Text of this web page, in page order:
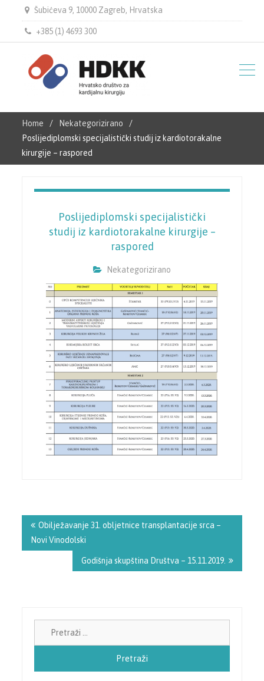
Šubićeva 9, 10000 Zagreb, Hrvatska
+385 (1) 4693 300
Home
Nekategorizirano
Poslijediplomski specijalistički studij iz kardiotorakalne
kirurgije – raspored
Poslijediplomski specijalistički
studij iz kardiotorakalne kirurgije –
raspored
Nekategorizirano
objava
Obilježavanje 31. obljetnice transplantacije srca –
Novi Vinodolski
Godišnja skupština Društva – 15.11.2019.